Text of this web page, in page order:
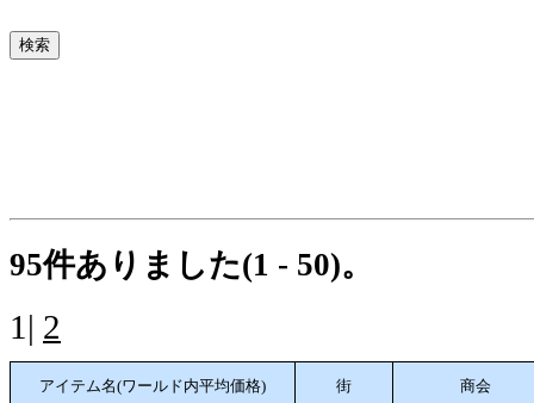
95件ありました(1 - 50)。
1| 2
アイテム名(ワールド内平均価格) 街 商会